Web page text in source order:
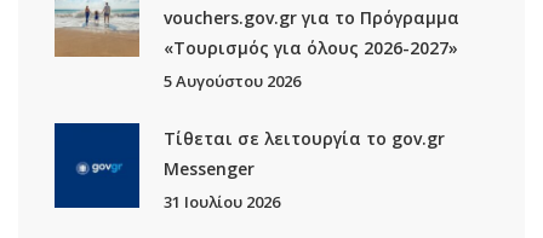
vouchers.gov.gr για το Πρόγραμμα
«Τουρισμός για όλους 2026-2027»
5 Αυγούστου 2026
Τίθεται σε λειτουργία το gov.gr
Μessenger
31 Ιουλίου 2026